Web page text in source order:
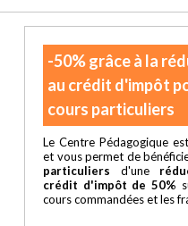
-50% grâce à la
au crédit d'impôt
cours particuliers
Le Centre Pédagogique
et vous permet de
particuliers d'une
crédit d'impôt de 50%
cours commandées et les